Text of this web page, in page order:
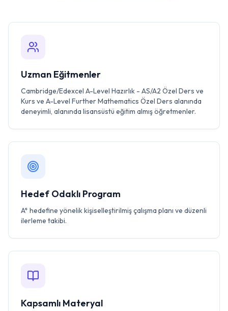
Uzman Eğitmenler
Cambridge/Edexcel A-Level Hazırlık - AS/A2 Özel Ders ve
Kurs ve A-Level Further Mathematics Özel Ders alanında
deneyimli, alanında lisansüstü eğitim almış öğretmenler.
Hedef Odaklı Program
A* hedefine yönelik kişiselleştirilmiş çalışma planı ve düzenli
ilerleme takibi.
Kapsamlı Materyal